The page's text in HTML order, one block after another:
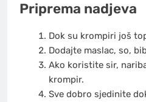
Priprema nadjeva
Dok su krompiri još
Dodajte maslac, so,
Ako koristite sir,
krompir.
Sve dobro sjedinite